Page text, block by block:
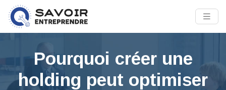
Pourquoi créer une
holding peut optimiser